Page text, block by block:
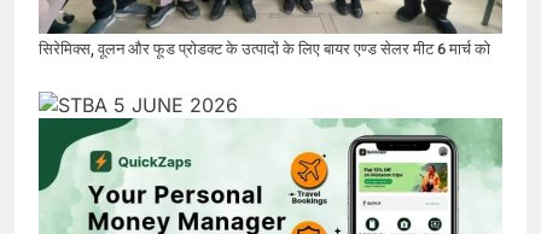
सिरेमिक्स, वूलन और फूड प्रोडक्ट के उत्पादों के लिए बायर एण्ड सेलर मीट 6 मार्च को